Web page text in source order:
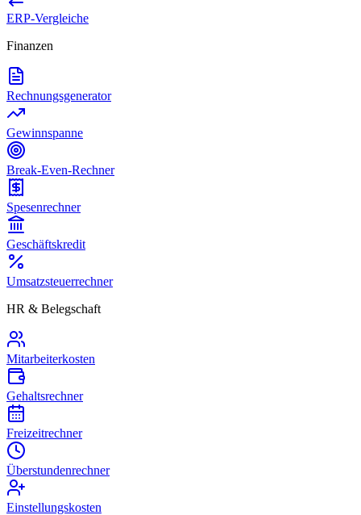
ERP-Vergleiche
Finanzen
Rechnungsgenerator
Gewinnspanne
Break-Even-Rechner
Spesenrechner
Geschäftskredit
Umsatzsteuerrechner
HR & Belegschaft
Mitarbeiterkosten
Gehaltsrechner
Freizeitrechner
Überstundenrechner
Einstellungskosten